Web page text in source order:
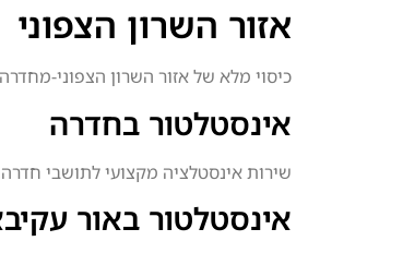
אזור השרון הצפוני
כיסוי מלא של אזור השרון הצפוני-
אינסטלטור בחדרה
שירות אינסטלציה מקצועי לתושבי
אינסטלטור באור